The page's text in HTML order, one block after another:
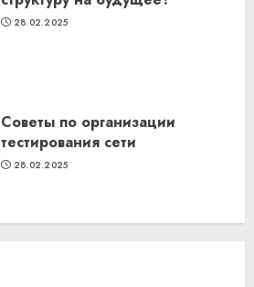
28.02.2025
Советы по организации
тестирования сети
28.02.2025